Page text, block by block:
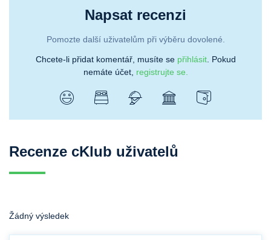
Napsat recenzi
Pomozte další uživatelům při výběru dovolené.
Chcete-li přidat komentář, musíte se přihlásit. Pokud
nemáte účet, registrujte se.
Recenze cKlub uživatelů
Žádný výsledek